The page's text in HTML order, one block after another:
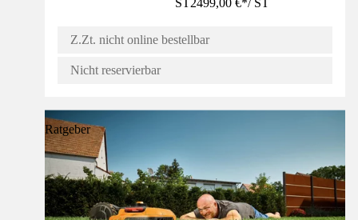
ST2499,00 €*/ ST
Z.Zt. nicht online bestellbar
Nicht reservierbar
Ratgeber